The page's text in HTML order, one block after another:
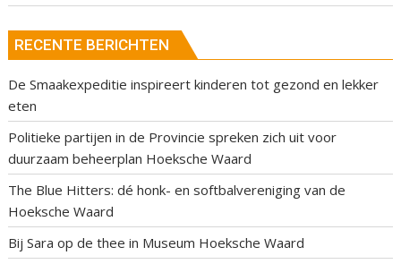
RECENTE BERICHTEN
De Smaakexpeditie inspireert kinderen tot gezond en lekker
eten
Politieke partijen in de Provincie spreken zich uit voor
duurzaam beheerplan Hoeksche Waard
The Blue Hitters: dé honk- en softbalvereniging van de
Hoeksche Waard
Bij Sara op de thee in Museum Hoeksche Waard